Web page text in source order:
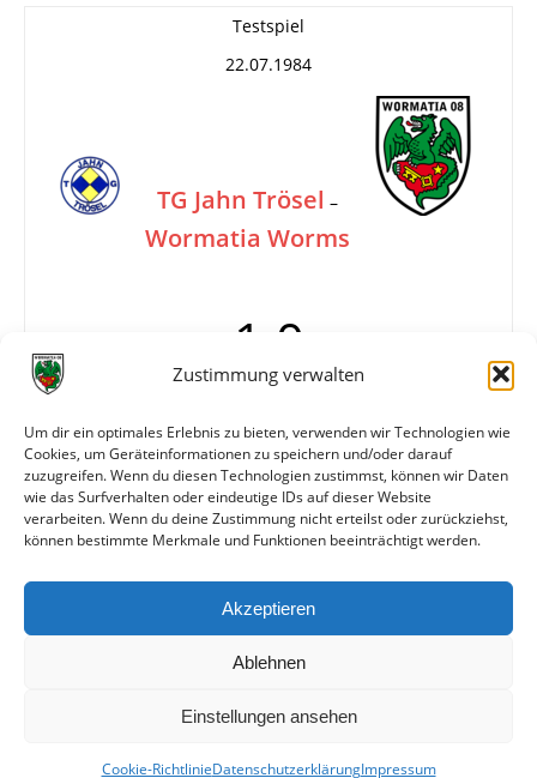
Zustimmung verwalten
Um dir ein optimales Erlebnis zu bieten, verwenden wir Technologien wie
Cookies, um Geräteinformationen zu speichern und/oder darauf
zuzugreifen. Wenn du diesen Technologien zustimmst, können wir Daten
wie das Surfverhalten oder eindeutige IDs auf dieser Website
verarbeiten. Wenn du deine Zustimmung nicht erteilst oder zurückziehst,
können bestimmte Merkmale und Funktionen beeinträchtigt werden.
Akzeptieren
Ablehnen
Einstellungen ansehen
Cookie-RichtlinieDatenschutzerklärungImpressum
Testspiel
22.07.1984
TG Jahn Trösel –
Wormatia Worms
1:0
Tore
1:0 (8./Foulelfmeter)
Info
Wormatia Worms
Schwank, Lubanski, G. Braun…
Alle bisherigen Partien der beiden Mannschaften
anzeigen